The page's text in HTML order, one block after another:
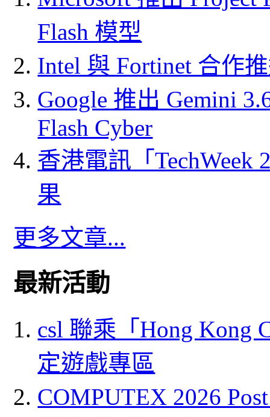
Flash 模型
Intel 與 Fortinet 合作
Google 推出 Gemini
Flash Cyber
香港電訊「
果
更多文章...
最新活動
csl 聯乘「Hong Kong
定遊戲專區
COMPUTEX 2026